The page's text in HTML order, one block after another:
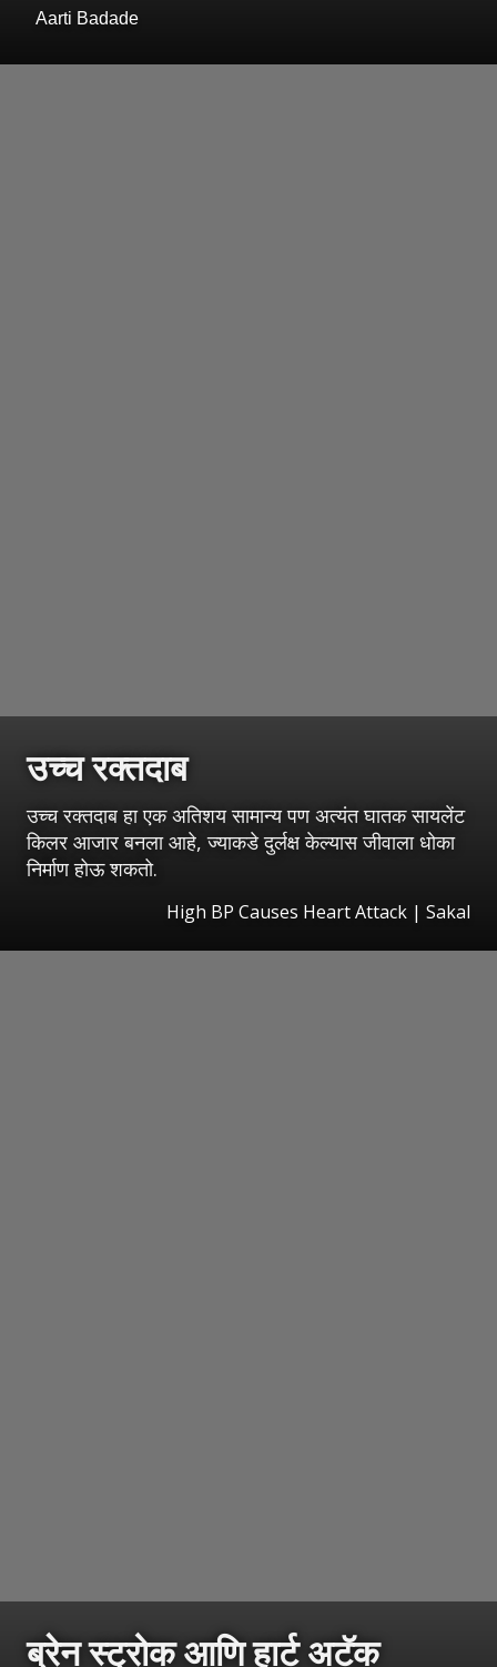
Aarti Badade
उच्च रक्तदाब
उच्च रक्तदाब हा एक अतिशय सामान्य पण अत्यंत घातक सायलेंट
किलर आजार बनला आहे, ज्याकडे दुर्लक्ष केल्यास जीवाला धोका
निर्माण होऊ शकतो.
High BP Causes Heart Attack | Sakal
ब्रेन स्ट्रोक आणि हार्ट अटॅक